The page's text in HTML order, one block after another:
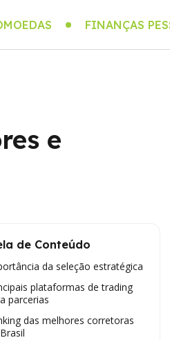
FINANÇAS
e
de Conteúdo
da seleção estratégica
plataformas de trading
parcerias
das melhores corretoras